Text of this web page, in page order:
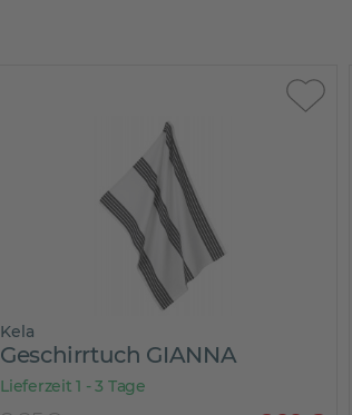
Kela
Geschirrtuch GIANNA
Lieferzeit 1 - 3 Tage